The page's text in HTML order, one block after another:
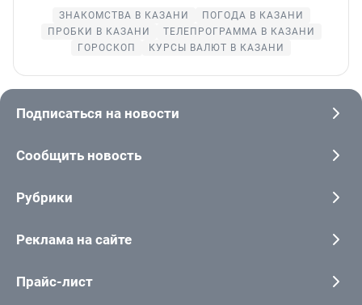
ЗНАКОМСТВА В КАЗАНИ
ПОГОДА В КАЗАНИ
ПРОБКИ В КАЗАНИ
ТЕЛЕПРОГРАММА В КАЗАНИ
ГОРОСКОП
КУРСЫ ВАЛЮТ В КАЗАНИ
Подписаться на новости
Сообщить новость
Рубрики
Реклама на сайте
Прайс-лист